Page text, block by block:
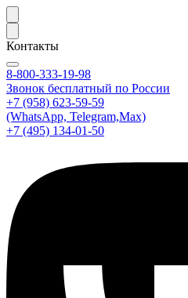
Контакты
8-800-333-19-98
Звонок бесплатный по России
+7 (958) 623-59-59
(WhatsApp, Telegram,Max)
+7 (495) 134-01-50